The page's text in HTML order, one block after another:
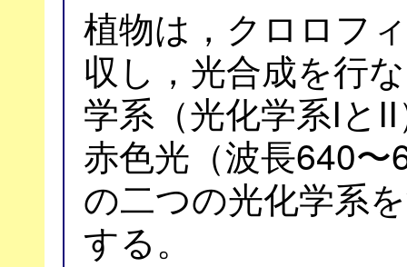
植物は，クロロフ
収し，光合成を行
学系（光化学系Iと
赤色光（波長640
の二つの光化学系
する。